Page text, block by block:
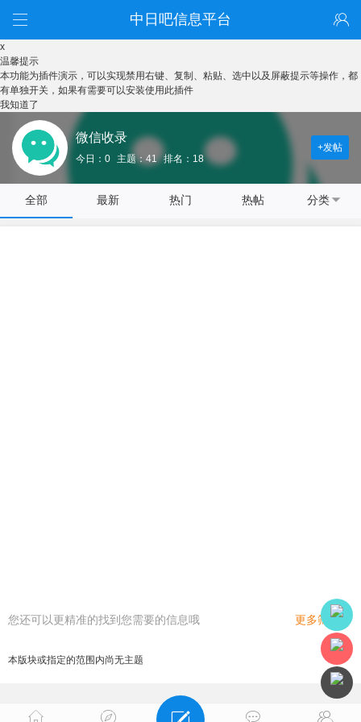
中日吧信息平台
x
温馨提示
本功能为插件演示，可以实现禁用右键、复制、粘贴、选中以及屏蔽提示等操作，都
有单独开关，如果有需要可以安装使用此插件
我知道了
微信收录
今日：0 主题：41 排名：18
+发帖
全部 最新 热门 热帖 分类
您还可以更精准的找到您需要的信息哦 更多筛选
本版块或指定的范围内尚无主题